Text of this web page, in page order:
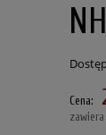
Cena:
zawiera